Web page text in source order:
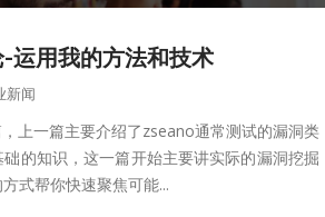
用我的方法和技术
新闻
上一篇主要介绍了zseano通常测试的漏洞类
的知识，这一篇开始主要讲实际的漏洞挖掘
式帮你快速聚焦可能...